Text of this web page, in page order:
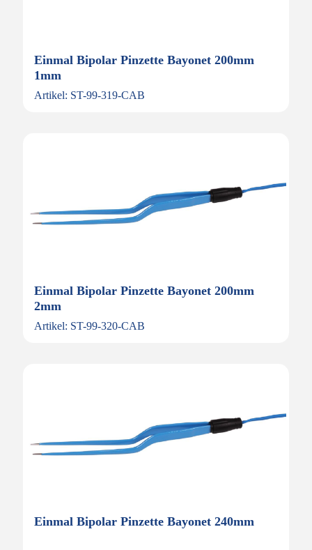
Einmal Bipolar Pinzette Bayonet 200mm
1mm
Artikel: ST-99-319-CAB
Einmal Bipolar Pinzette Bayonet 200mm
2mm
Artikel: ST-99-320-CAB
Einmal Bipolar Pinzette Bayonet 240mm